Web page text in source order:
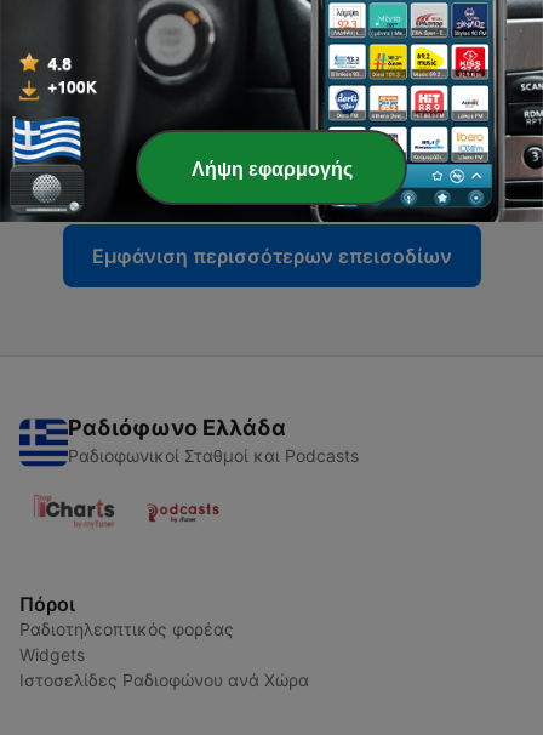
207 - Roberta Modigliani
24 Ιούλ 2026
206 - Yotta
24 Ιούλ 2026
Εμφάνιση περισσότερων επεισοδίων
Ραδιόφωνο Ελλάδα
Ραδιοφωνικοί Σταθμοί και Podcasts
Πόροι
Ραδιοτηλεοπτικός φορέας
Widgets
Ιστοσελίδες Ραδιοφώνου ανά Χώρα
Λήψη εφαρμογής